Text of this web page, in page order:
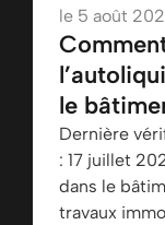
le 5 août
le
Dernière
: 17 juillet
dans le
travaux